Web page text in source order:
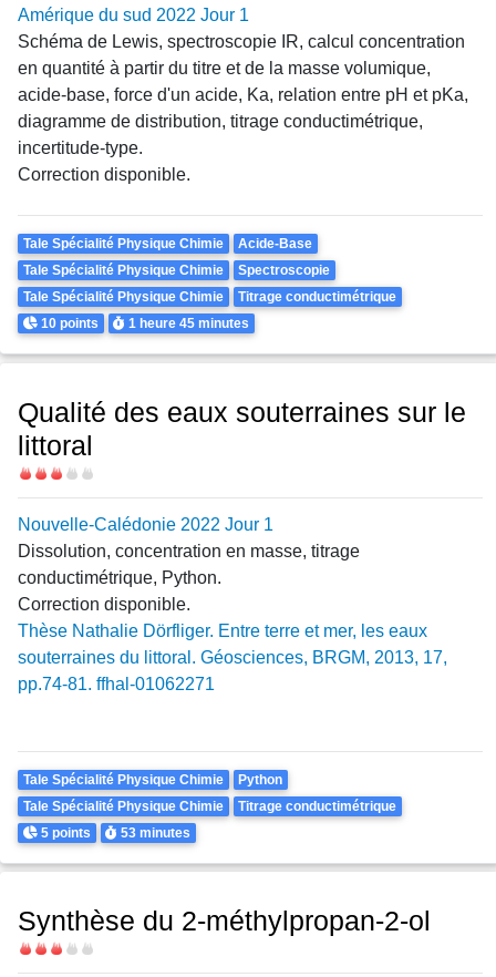
Amérique du sud 2022 Jour 1
Schéma de Lewis, spectroscopie IR, calcul concentration
en quantité à partir du titre et de la masse volumique,
acide-base, force d'un acide, Ka, relation entre pH et pKa,
diagramme de distribution, titrage conductimétrique,
incertitude-type.
Correction disponible.
Theme
Tale Spécialité Physique Chimie
Acide-Base
Tale Spécialité Physique Chimie
Spectroscopie
Tale Spécialité Physique Chimie
Titrage conductimétrique
Points
10 points Durée
1 heure45 minutes
Qualité des eaux souterraines sur le
littoral
Difficulté
Nouvelle-Calédonie 2022 Jour 1
Dissolution, concentration en masse, titrage
conductimétrique, Python.
Correction disponible.
Thèse Nathalie Dörfliger. Entre terre et mer, les eaux
souterraines du littoral. Géosciences, BRGM, 2013, 17,
pp.74-81. ffhal-01062271
Theme
Tale Spécialité Physique Chimie
Python
Tale Spécialité Physique Chimie
Titrage conductimétrique
Points
5 points Durée
53 minutes
Synthèse du 2-méthylpropan-2-ol
Difficulté